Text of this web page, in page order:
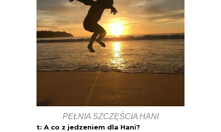
PEŁNIA SZCZĘŚCIA HANI
t: A co z jedzeniem dla Hani?